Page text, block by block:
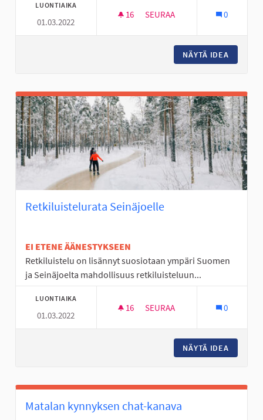
LUONTIAIKA
01.03.2022
16 16 SEURAAJAA
SEURAA 0
NÄYTÄ IDEA
Retkiluistelurata Seinäjoelle
EI ETENE ÄÄNESTYKSEEN
Retkiluistelu on lisännyt suosiotaan ympäri Suomen
ja Seinäjoelta mahdollisuus retkiluisteluun...
LUONTIAIKA
01.03.2022
16 16 SEURAAJAA
SEURAA 0
NÄYTÄ IDEA
Matalan kynnyksen chat-kanava